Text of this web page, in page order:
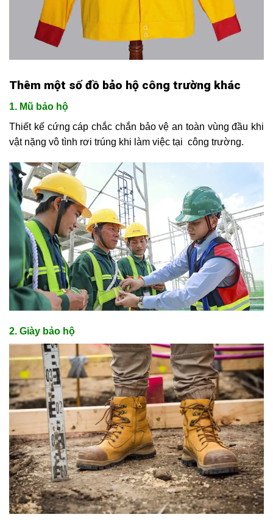
Thêm một số đồ bảo hộ công trường khác
1. Mũ bảo hộ
Thiết kế cứng cáp chắc chắn bảo vệ an toàn vùng đầu khi
vật nặng vô tình rơi trúng khi làm việc tại công trường.
2. Giày bảo hộ